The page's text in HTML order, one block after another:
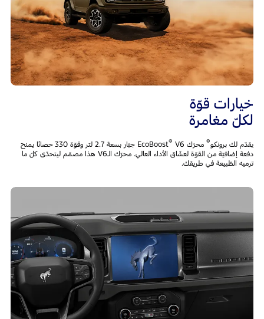
خيارات قوّة
لكلّ مغامرة
يقدّم لك برونكو®محرّك EcoBoost ®
V6 جبّار بسعة 2.7 لتر وقوّة 330 حصانًا يمنح
دفعة إضافيّة من القوّة لعشّاق الأداء العالي. محرّك الـV6 هذا مصمّم ليتحدّى كلّ ما
ترميه الطّبيعة في طريقك.